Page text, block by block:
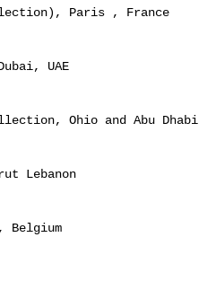
Paris , France
UAE
Ohio and Abu Dhabi
Lebanon
Belgium